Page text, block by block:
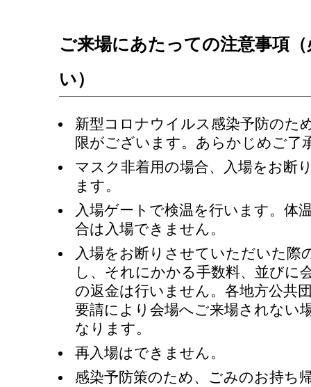
ご来場にあたっての注意事項
い）
新型コロナウイルス感染予防のた
限がございます。あらかじめご了
マスク非着用の場合、入場をお断
ます。
入場ゲートで検温を行います。体
合は入場できません。
入場をお断りさせていただいた際
し、それにかかる手数料、並びに
の返金は行いません。各地方公共
要請により会場へご来場されない
なります。
再入場はできません。
感染予防策のため、ごみのお持ち